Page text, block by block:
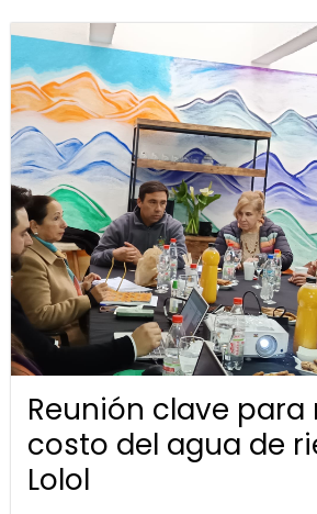
Reunión clave para
costo del agua de
Lolol